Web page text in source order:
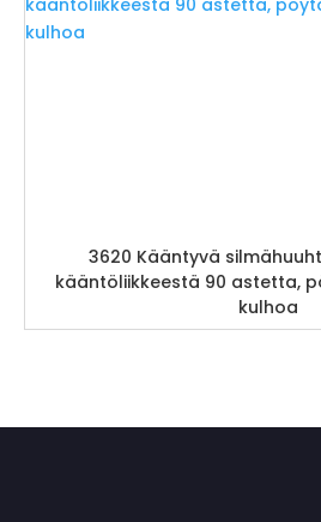
3620 Kääntyvä
kääntöliikkeestä 90 astetta,
kulhoa